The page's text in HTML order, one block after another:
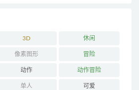
3D 休闲
像素图形 冒险
动作 动作冒险
单人 可爱